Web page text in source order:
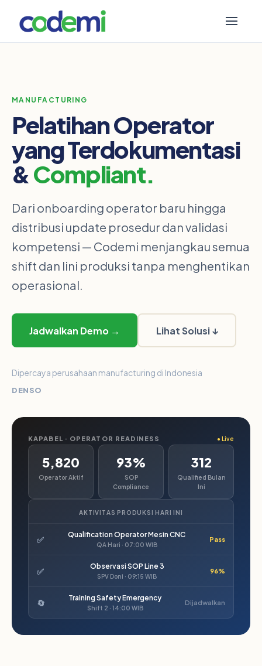
MANUFACTURING
Pelatihan Operator
yang Terdokumentasi
&Compliant.
Dari onboarding operator baru hingga
distribusi update prosedur dan validasi
kompetensi — Codemi menjangkau semua
shift dan lini produksi tanpa menghentikan
operasional.
Jadwalkan Demo → Lihat Solusi ↓
Dipercaya perusahaan manufacturing di Indonesia
DENSO
KAPABEL · OPERATOR READINESS ● Live
5,820
Operator Aktif
93%
SOP
Compliance
312
Qualified Bulan
Ini
AKTIVITAS PRODUKSI HARI INI
✅ Qualification Operator Mesin CNC
QA Hari · 07:00 WIB
Pass
✅ Observasi SOP Line 3
SPV Doni · 09:15 WIB
96%
🔄 Training Safety Emergency
Shift 2 · 14:00 WIB
Dijadwalkan